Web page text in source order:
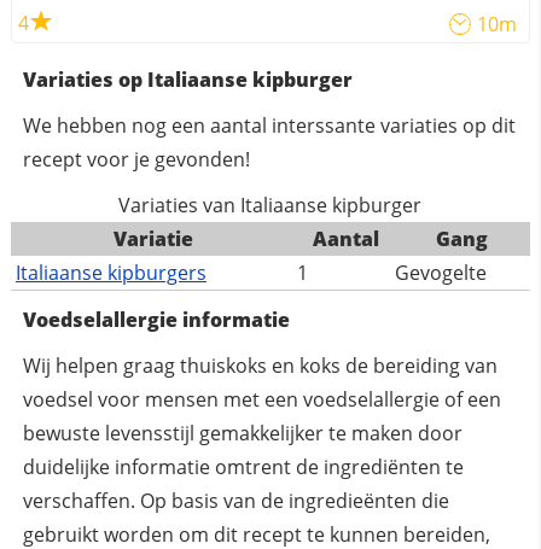
4 10m
Variaties op Italiaanse kipburger
We hebben nog een aantal interssante variaties op dit
recept voor je gevonden!
Variaties van Italiaanse kipburger
Variatie
Aantal
Gang
Italiaanse kipburgers
1
Gevogelte
Voedselallergie informatie
Wij helpen graag thuiskoks en koks de bereiding van
voedsel voor mensen met een voedselallergie of een
bewuste levensstijl gemakkelijker te maken door
duidelijke informatie omtrent de ingrediënten te
verschaffen. Op basis van de ingredieënten die
gebruikt worden om dit recept te kunnen bereiden,